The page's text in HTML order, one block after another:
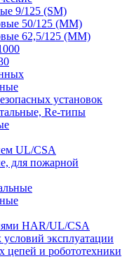
9/125 (SM)
50/125 (ММ)
62,5/125 (ММ)
установок
Re-типы
UL/CSA
для пожарной
HAR/UL/CSA
эксплуатации
цепей и робототехники